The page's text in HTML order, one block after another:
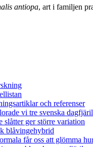
antiopa, art i familjen
och referenser
vi tre svenska
slåtter ger större variation
blåvingehybrid
får oss att glömma